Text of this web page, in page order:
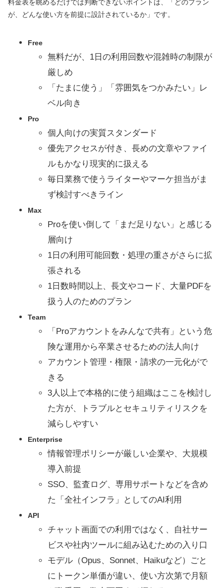
料金表を眺めるだけでは判断できないポイントは、「どのプラン
が、どんな使い方を前提に設計されているか」です。
Free
無料だが、1日の利用回数や混雑時の制限が
厳しめ
「たまに使う」「雰囲気をつかみたい」レ
ベル向き
Pro
個人向けの実質スタンダード
優先アクセスが付き、長めの文章やファイ
ルもかなり現実的に扱える
毎日業務で使うライターやマーケ担当がま
ず検討すべきライン
Max
Proを使い倒して「まだ足りない」と感じる
層向け
1日の利用可能回数・処理の重さがさらに拡
張される
1日数時間以上、長文やコード、大量PDFを
扱う人のためのプラン
Team
「Proアカウントをみんなで共有」という危
険な運用から卒業させるための法人向け
アカウント管理・権限・請求の一元化がで
きる
3人以上で本格的に使う組織はここを検討し
た方が、トラブルとセキュリティリスクを
減らしやすい
Enterprise
情報管理ポリシーが厳しい企業や、大規模
導入前提
SSO、監査ログ、専用サポートなどを含め
た「全社インフラ」としてのAI利用
API
チャット画面での利用ではなく、自社サー
ビスや社内ツールに組み込むための入り口
モデル（Opus、Sonnet、Haikuなど）ごと
にトークン単価が違い、使い方次第で月額